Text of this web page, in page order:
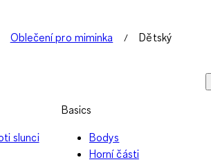
Oblečení pro miminka
Dětský
slunci
Basics
Bodys
Horní části